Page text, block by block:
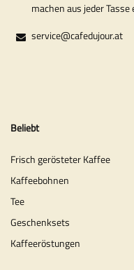
machen aus jeder
service@cafedujour.at
Beliebt
Frisch gerösteter Kaffee
Kaffeebohnen
Tee
Geschenksets
Kaffeeröstungen